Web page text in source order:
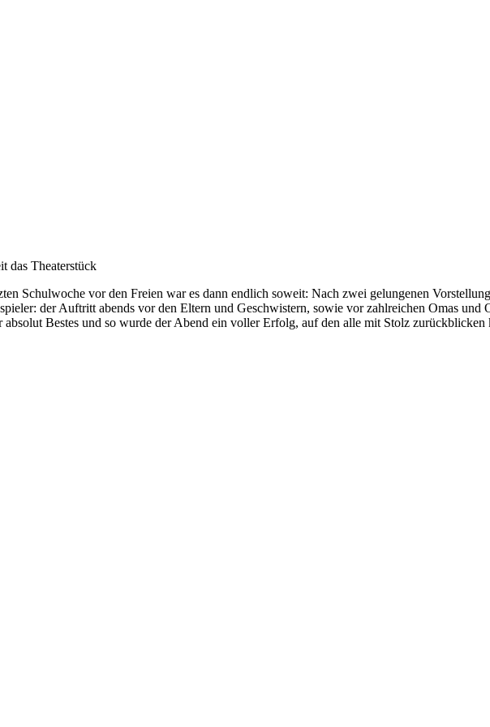
das Theaterstück
Schulwoche vor den Freien war es dann endlich soweit: Nach zwei gelungenen
der Auftritt abends vor den Eltern und Geschwistern, sowie vor zahlreichen Omas und
Bestes und so wurde der Abend ein voller Erfolg, auf den alle mit Stolz zurückblicken